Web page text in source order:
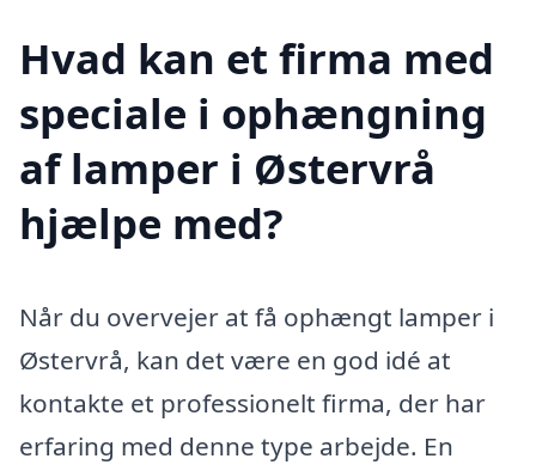
Hvad kan et firma med
speciale i ophængning
af lamper i Østervrå
hjælpe med?
Når du overvejer at få ophængt lamper i
Østervrå, kan det være en god idé at
kontakte et professionelt firma, der har
erfaring med denne type arbejde. En